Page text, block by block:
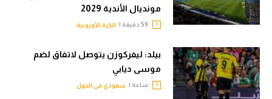
مونديال الأندية 2029
الكرة الأوروبية
بيلد: ليفركوزن يتوصل لاتفاق لضم
موسى ديابي
ساعة | سعودي في الجول